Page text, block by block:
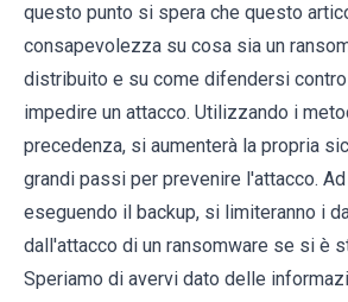
questo punto si spera che questo
consapevolezza su cosa sia un
distribuito e su come difendersi
impedire un attacco. Utilizzando i
precedenza, si aumenterà la propria
grandi passi per prevenire l'attacco.
eseguendo il backup, si limiteranno i
dall'attacco di un ransomware se si è
Speriamo di avervi dato delle